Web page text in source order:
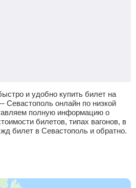
и удобно купить билет на
Севастополь онлайн по низкой
полную информацию о
билетов, типах вагонов, в
билет в Севастополь и обратно.